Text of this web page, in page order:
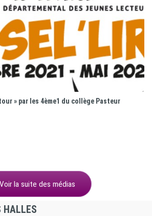
» par les 4ème1 du collège Pasteur
Voir la suite des médias